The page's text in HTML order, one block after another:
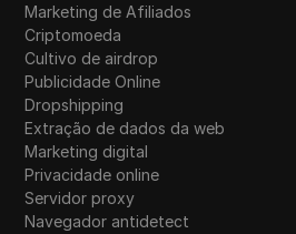
Marketing de Afiliados
Criptomoeda
Cultivo de airdrop
Publicidade Online
Dropshipping
Extração de dados da web
Marketing digital
Privacidade online
Servidor proxy
Navegador antidetect